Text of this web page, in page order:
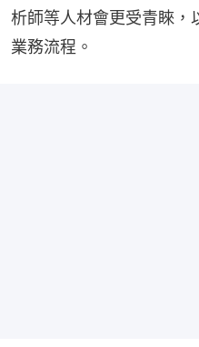
析師等人材會更受青睞，
業務流程。